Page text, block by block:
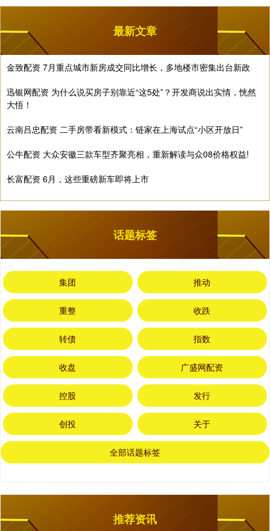
最新文章
金致配资 7月重点城市新房成交同比增长，多地楼市密集出台新政
迅银网配资 为什么说买房子别靠近“这5处”？开发商说出实情，恍然
大悟！
云南吕忠配资 二手房带看新模式：链家在上海试点“小区开放日”
公牛配资 大众安徽三款车型齐聚亮相，重新解读与众08价格权益!
长富配资 6月，这些重磅新车即将上市
话题标签
集团 推动
重整 收跌
转债 指数
收盘 广盛网配资
控股 发行
创投 关于
全部话题标签
推荐资讯